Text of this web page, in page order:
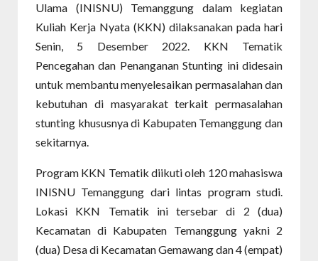
Ulama (INISNU) Temanggung dalam kegiatan
Kuliah Kerja Nyata (KKN) dilaksanakan pada hari
Senin, 5 Desember 2022. KKN Tematik
Pencegahan dan Penanganan Stunting ini didesain
untuk membantu menyelesaikan permasalahan dan
kebutuhan di masyarakat terkait permasalahan
stunting khususnya di Kabupaten Temanggung dan
sekitarnya.
Program KKN Tematik diikuti oleh 120 mahasiswa
INISNU Temanggung dari lintas program studi.
Lokasi KKN Tematik ini tersebar di 2 (dua)
Kecamatan di Kabupaten Temanggung yakni 2
(dua) Desa di Kecamatan Gemawang dan 4 (empat)